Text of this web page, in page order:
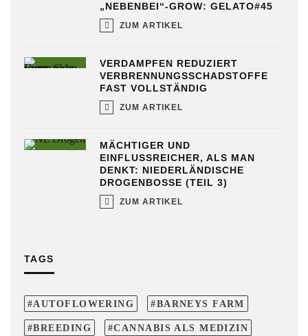
„NEBENBEI“-GROW: GELATO#45
ZUM ARTIKEL
VERDAMPFEN REDUZIERT
VERBRENNUNGSSCHADSTOFFE
FAST VOLLSTÄNDIG
ZUM ARTIKEL
MÄCHTIGER UND
EINFLUSSREICHER, ALS MAN
DENKT: NIEDERLÄNDISCHE
DROGENBOSSE (TEIL 3)
ZUM ARTIKEL
TAGS
AUTOFLOWERING BARNEYS FARM
BREEDING CANNABIS ALS MEDIZIN